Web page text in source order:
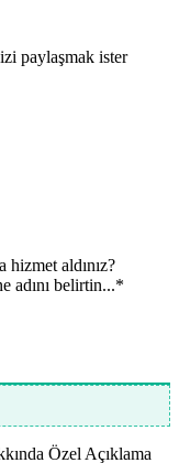
paylaşmak ister
aldınız?
adını belirtin...*
Özel Açıklama